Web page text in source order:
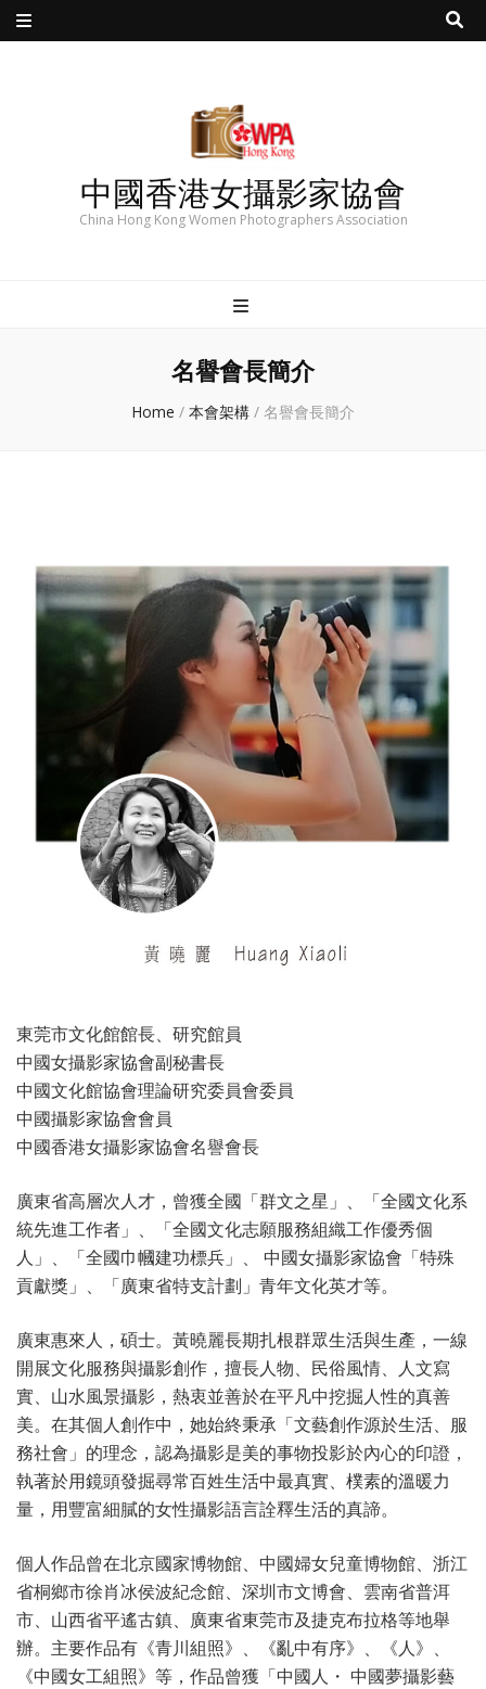
中國香港女攝影家協會
China Hong Kong Women Photographers Association
名譽會長簡介
Home / 本會架構 / 名譽會長簡介
東莞市文化館館長、研究館員
中國女攝影家協會副秘書長
中國文化館協會理論研究委員會委員
中國攝影家協會會員
中國香港女攝影家協會名譽會長
廣東省高層次人才，曾獲全國「群文之星」、「全國文化系
統先進工作者」、「全國文化志願服務組織工作優秀個
人」、「全國巾幗建功標兵」、 中國女攝影家協會「特殊
貢獻獎」、「廣東省特支計劃」青年文化英才等。
廣東惠來人，碩士。黃曉麗長期扎根群眾生活與生產，一線
開展文化服務與攝影創作，擅長人物、民俗風情、人文寫
實、山水風景攝影，熱衷並善於在平凡中挖掘人性的真善
美。在其個人創作中，她始終秉承「文藝創作源於生活、服
務社會」的理念，認為攝影是美的事物投影於內心的印證，
執著於用鏡頭發掘尋常百姓生活中最真實、樸素的溫暖力
量，用豐富細膩的女性攝影語言詮釋生活的真諦。
個人作品曾在北京國家博物館、中國婦女兒童博物館、浙江
省桐鄉市徐肖冰侯波紀念館、深圳市文博會、雲南省普洱
市、山西省平遙古鎮、廣東省東莞市及捷克布拉格等地舉
辦。主要作品有《青川組照》、《亂中有序》、《人》、
《中國女工組照》等，作品曾獲「中國人・ 中國夢攝影藝